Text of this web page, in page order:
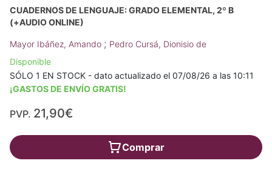
CUADERNOS DE LENGUAJE: GRADO ELEMENTAL, 2º B
(+AUDIO ONLINE)
Mayor Ibáñez, Amando ; Pedro Cursá, Dionisio de
Disponible
SÓLO 1 EN STOCK - dato actualizado el 07/08/26 a las 10:11
¡GASTOS DE ENVÍO GRATIS!
PVP. 21,90€
Comprar